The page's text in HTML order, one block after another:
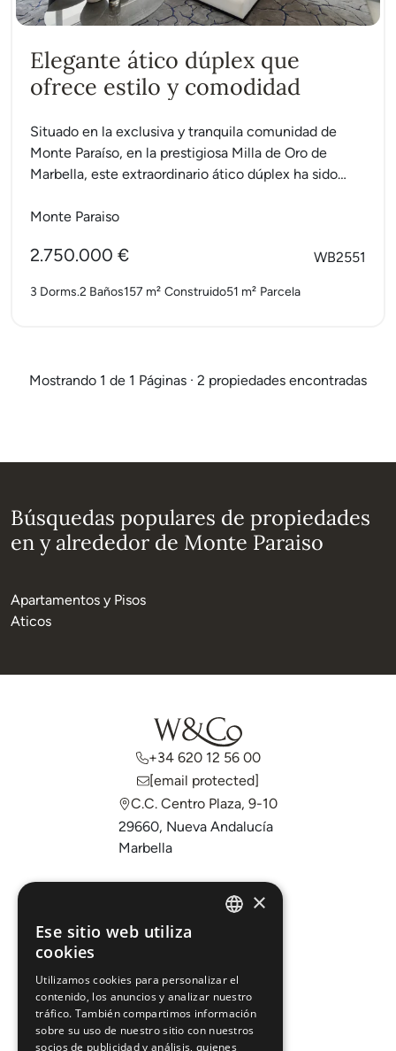
Elegante ático dúplex que
ofrece estilo y comodidad
Situado en la exclusiva y tranquila comunidad de
Monte Paraíso, en la prestigiosa Milla de Oro de
Marbella, este extraordinario ático dúplex ha sido
Monte Paraiso
2.750.000 € WB2551
3 Dorms.2 Baños157 m² Construido51 m² Parcela
Mostrando 1 de 1 Páginas · 2 propiedades encontradas
Búsquedas populares de propiedades
en y alrededor de Monte Paraiso
Apartamentos y Pisos
Aticos
+34 620 12 56 00
[email protected]
C.C. Centro Plaza, 9-10
29660, Nueva Andalucía
Marbella
Sobre nosotros
Áreas
×
Ese sitio web utiliza
cookies
Utilizamos cookies para personalizar el
contenido, los anuncios y analizar nuestro
tráfico. También compartimos información
sobre su uso de nuestro sitio con nuestros
socios de publicidad y análisis, quienes